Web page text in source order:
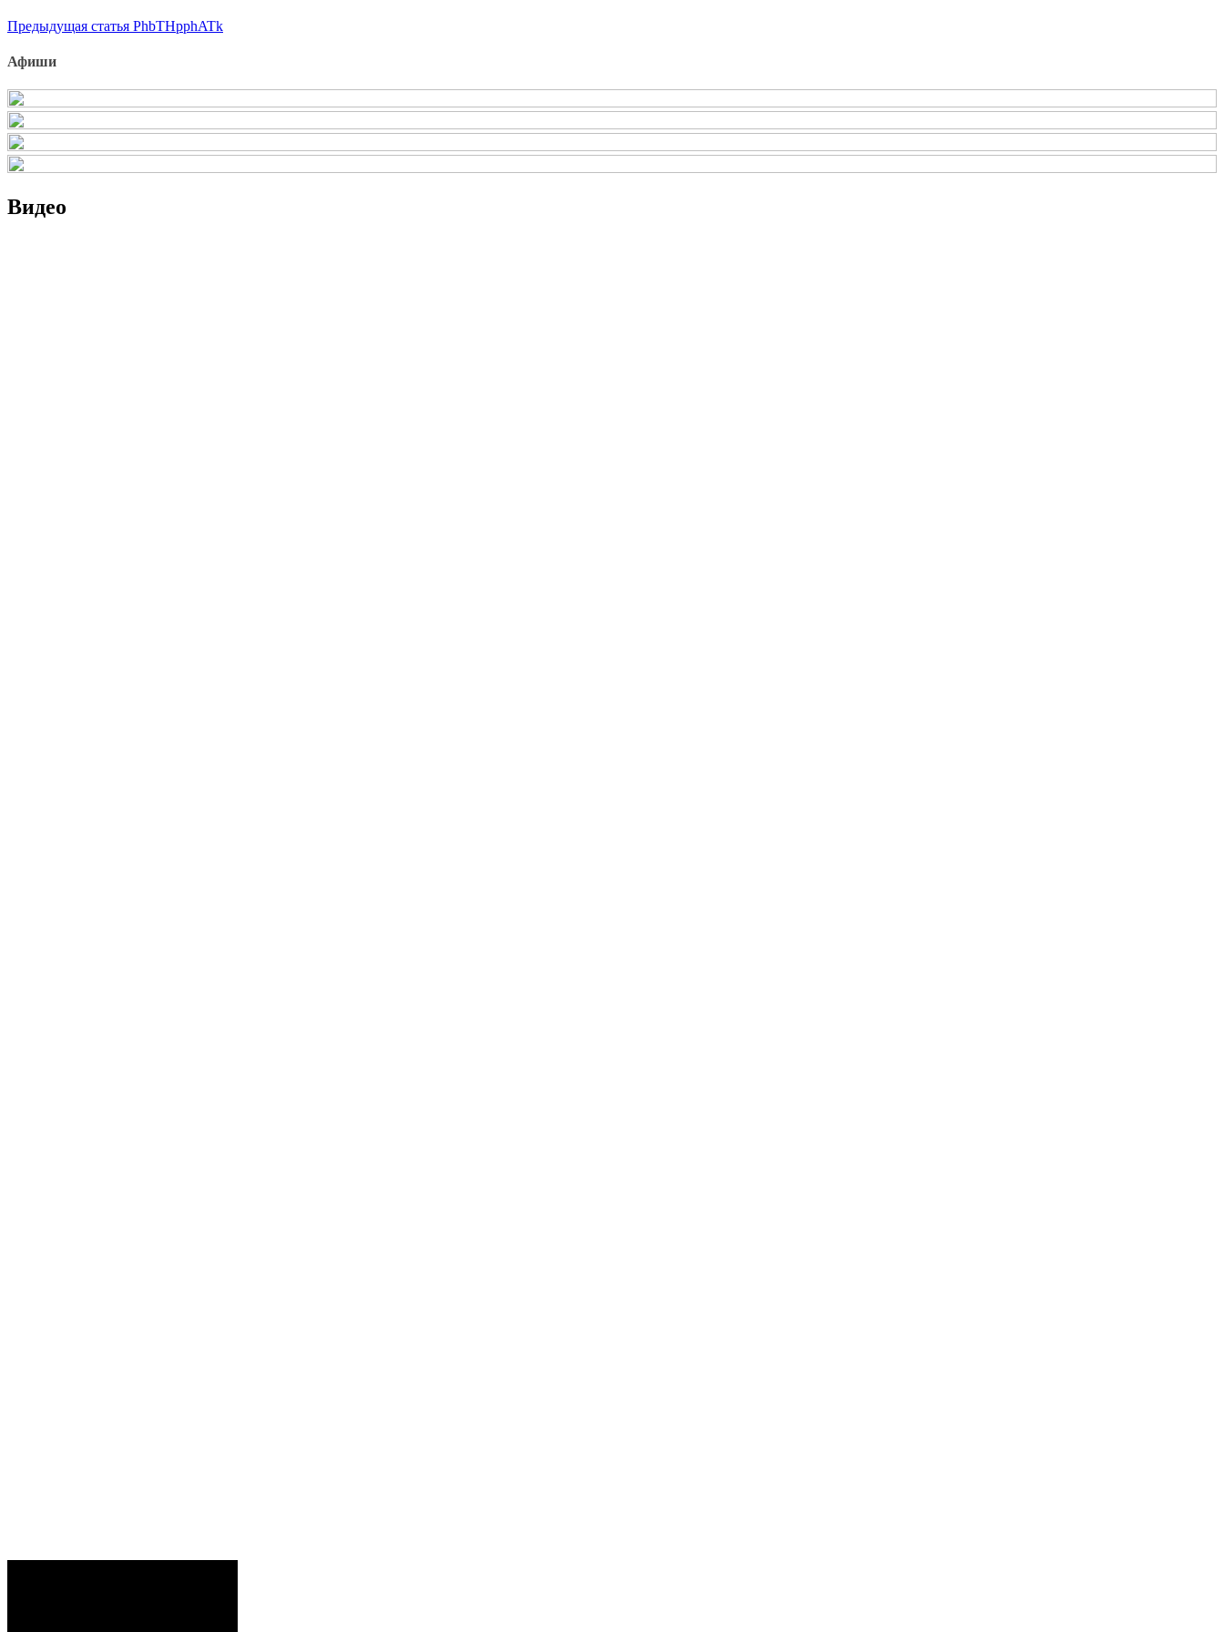
Продолжить
чтение
Предыдущая статья PhbTHpphATk
Афиши
Видео